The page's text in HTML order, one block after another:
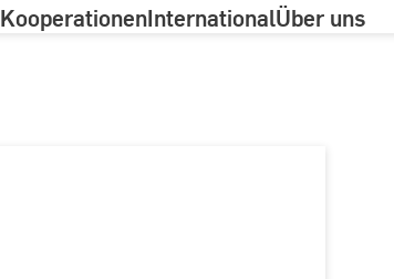
KooperationenInternationalÜber uns